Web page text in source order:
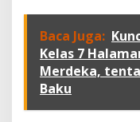
Baca Juga:
Kelas 7
Merdeka,
Baku